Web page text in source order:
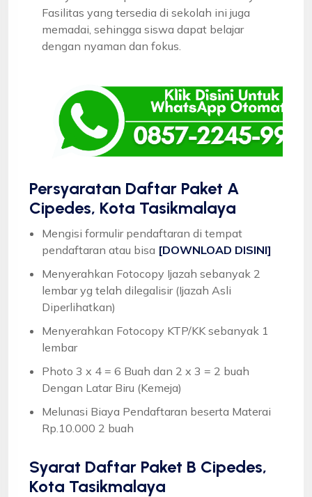
Fasilitas yang tersedia di sekolah ini juga
memadai, sehingga siswa dapat belajar
dengan nyaman dan fokus.
Persyaratan Daftar Paket A
Cipedes, Kota Tasikmalaya
Mengisi formulir pendaftaran di tempat
pendaftaran atau bisa [DOWNLOAD DISINI]
Menyerahkan Fotocopy Ijazah sebanyak 2
lembar yg telah dilegalisir (Ijazah Asli
Diperlihatkan)
Menyerahkan Fotocopy KTP/KK sebanyak 1
lembar
Photo 3 x 4 = 6 Buah dan 2 x 3 = 2 buah
Dengan Latar Biru (Kemeja)
Melunasi Biaya Pendaftaran beserta Materai
Rp.10.000 2 buah
Syarat Daftar Paket B Cipedes,
Kota Tasikmalaya